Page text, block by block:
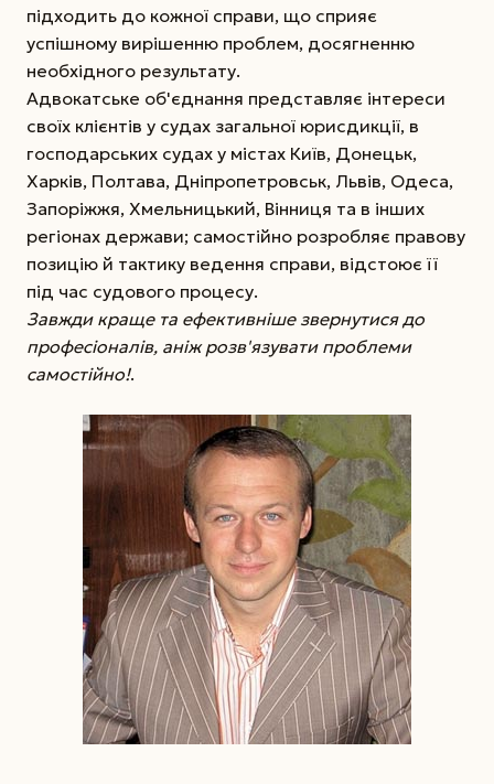
підходить до кожної справи, що сприяє
успішному вирішенню проблем, досягненню
необхідного результату.
Адвокатське об'єднання представляє інтереси
своїх клієнтів у судах загальної юрисдикції, в
господарських судах у містах Київ, Донецьк,
Харків, Полтава, Дніпропетровськ, Львів, Одеса,
Запоріжжя, Хмельницький, Вінниця та в інших
регіонах держави; самостійно розробляє правову
позицію й тактику ведення справи, відстоює її
під час судового процесу.
Завжди краще та ефективніше звернутися до
професіоналів, аніж розв'язувати проблеми
самостійно!.